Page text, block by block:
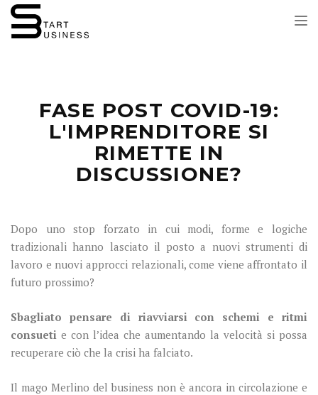
FASE POST COVID-19:
L'IMPRENDITORE SI
RIMETTE IN
DISCUSSIONE?
Dopo uno stop forzato in cui modi, forme e logiche
tradizionali hanno lasciato il posto a nuovi strumenti di
lavoro e nuovi approcci relazionali, come viene affrontato il
futuro prossimo?
Sbagliato pensare di riavviarsi con schemi e ritmi
consueti e con l’idea che aumentando la velocità si possa
recuperare ciò che la crisi ha falciato.
Il mago Merlino del business non è ancora in circolazione e